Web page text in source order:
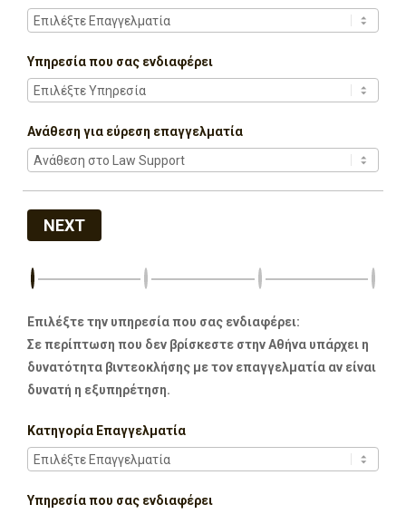
Υπηρεσία που σας ενδιαφέρει
Ανάθεση για εύρεση επαγγελματία
NEXT
Επιλέξτε την υπηρεσία που σας ενδιαφέρει:
Σε περίπτωση που δεν βρίσκεστε στην Αθήνα υπάρχει η
δυνατότητα βιντεοκλήσης με τον επαγγελματία αν είναι
δυνατή η εξυπηρέτηση.
Κατηγορία Επαγγελματία
Υπηρεσία που σας ενδιαφέρει